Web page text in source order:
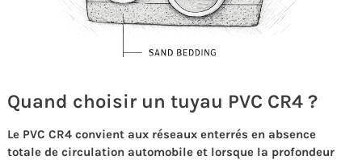
Quand choisir un tuyau PVC CR4 ?
Le PVC CR4 convient aux réseaux enterrés en absence
totale de circulation automobile et lorsque la profondeur